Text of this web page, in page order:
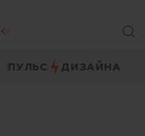
ПУЛЬС ДИЗАЙНА